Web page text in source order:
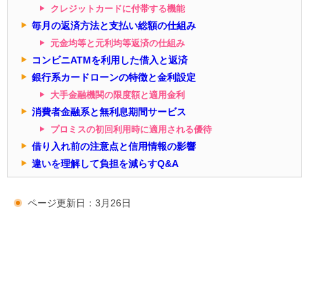
クレジットカードに付帯する機能
毎月の返済方法と支払い総額の仕組み
元金均等と元利均等返済の仕組み
コンビニATMを利用した借入と返済
銀行系カードローンの特徴と金利設定
大手金融機関の限度額と適用金利
消費者金融系と無利息期間サービス
プロミスの初回利用時に適用される優待
借り入れ前の注意点と信用情報の影響
違いを理解して負担を減らすQ&A
ページ更新日：3月26日